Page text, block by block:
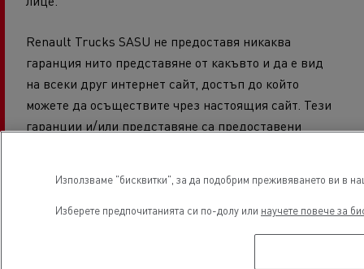
Renault Trucks SASU не предоставя никаква
гаранция нито представяне от какъвто и да е вид
на всеки друг интернет сайт, достъп до който
можете да осъществите чрез настоящия сайт. Тези
гаранции и/или представяне са предоставени
страна на Renault Trucks SASU, свързана със
съдържанието или използването на тези други
Използваме "бисквитки", за да подобрим преживяването ви в
Изберете предпочитанията си по-долу или научете повече за